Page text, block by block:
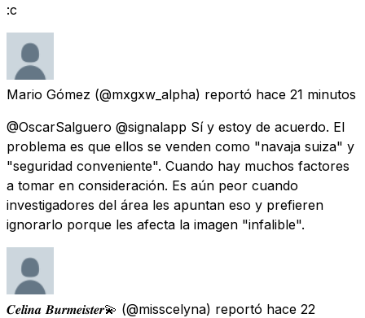
:c
Mario Gómez (@mxgxw_alpha) reportó hace 21 minutos
@OscarSalguero @signalapp Sí y estoy de acuerdo. El
problema es que ellos se venden como "navaja suiza" y
"seguridad conveniente". Cuando hay muchos factores
a tomar en consideración. Es aún peor cuando
investigadores del área les apuntan eso y prefieren
ignorarlo porque les afecta la imagen "infalible".
𝑪𝒆𝒍𝒊𝒏𝒂 𝑩𝒖𝒓𝒎𝒆𝒊𝒔𝒕𝒆𝒓💫 (@misscelyna) reportó hace 22